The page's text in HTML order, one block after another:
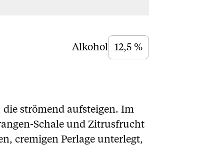
Alkohol 12,5 %
strömend aufsteigen. Im
Schale und Zitrusfrucht
cremigen Perlage unterlegt,